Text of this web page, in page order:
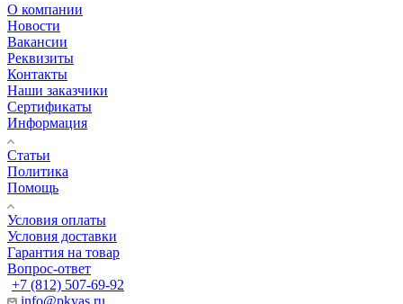
О компании
Новости
Вакансии
Реквизиты
Контакты
Наши заказчики
Сертификаты
Информация
Статьи
Политика
Помощь
Условия оплаты
Условия доставки
Гарантия на товар
Вопрос-ответ
+7 (812) 507-69-92
info@pkyas.ru